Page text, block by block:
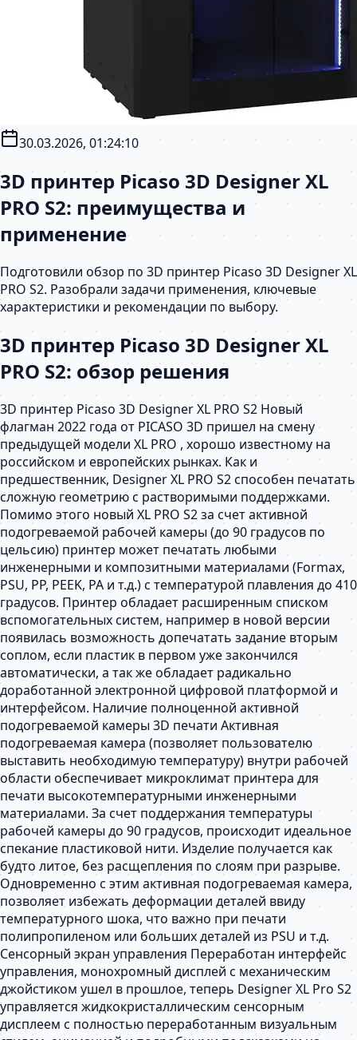
30.03.2026, 01:24:10
3D принтер Picaso 3D Designer XL
PRO S2: преимущества и
применение
Подготовили обзор по 3D принтер Picaso 3D Designer XL
PRO S2. Разобрали задачи применения, ключевые
характеристики и рекомендации по выбору.
3D принтер Picaso 3D Designer XL
PRO S2: обзор решения
3D принтер Picaso 3D Designer XL PRO S2 Новый
флагман 2022 года от PICASO 3D пришел на смену
предыдущей модели XL PRO , хорошо известному на
российском и европейских рынках. Как и
предшественник, Designer XL PRO S2 способен печатать
сложную геометрию с растворимыми поддержками.
Помимо этого новый XL PRO S2 за счет активной
подогреваемой рабочей камеры (до 90 градусов по
цельсию) принтер может печатать любыми
инженерными и композитными материалами (Formax,
PSU, PP, PEEK, PA и т.д.) с температурой плавления до 410
градусов. Принтер обладает расширенным списком
вспомогательных систем, например в новой версии
появилась возможность допечатать задание вторым
соплом, если пластик в первом уже закончился
автоматически, а так же обладает радикально
доработанной электронной цифровой платформой и
интерфейсом. Наличие полноценной активной
подогреваемой камеры 3D печати Активная
подогреваемая камера (позволяет пользователю
выставить необходимую температуру) внутри рабочей
области обеспечивает микроклимат принтера для
печати высокотемпературными инженерными
материалами. За счет поддержания температуры
рабочей камеры до 90 градусов, происходит идеальное
спекание пластиковой нити. Изделие получается как
будто литое, без расщепления по слоям при разрыве.
Одновременно с этим активная подогреваемая камера,
позволяет избежать деформации деталей ввиду
температурного шока, что важно при печати
полипропиленом или больших деталей из PSU и т.д.
Сенсорный экран управления Переработан интерфейс
управления, монохромный дисплей с механическим
джойстиком ушел в прошлое, теперь Designer XL Pro S2
управляется жидкокристаллическим сенсорным
дисплеем с полностью переработанным визуальным